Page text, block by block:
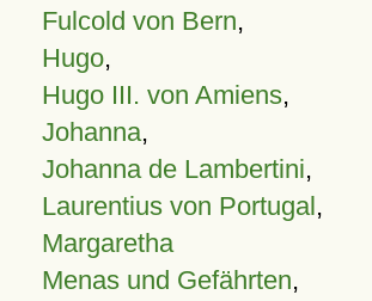
Fulcold von Bern,
Hugo,
Hugo III. von Amiens,
Johanna,
Johanna de Lambertini,
Laurentius von Portugal,
Margaretha
Menas und Gefährten,